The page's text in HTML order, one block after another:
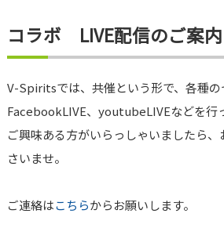
コラボ LIVE配信のご案内
V-Spiritsでは、共催という形で、各種の
FacebookLIVE、youtubeLIVEなどを行
ご興味ある方がいらっしゃいましたら
さいませ。
ご連絡はこちらからお願いします。